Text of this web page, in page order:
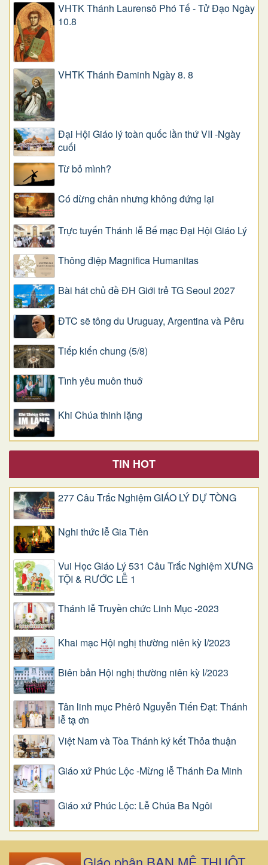
VHTK Thánh Laurensô Phó Tế - Tử Đạo Ngày
10.8
VHTK Thánh Đaminh Ngày 8. 8
Đại Hội Giáo lý toàn quốc lần thứ VII -Ngày
cuối
Từ bỏ mình?
Có dừng chân nhưng không đứng lại
Trực tuyến Thánh lễ Bế mạc Đại Hội Giáo Lý
Thông điệp Magnifica Humanitas
Bài hát chủ đề ĐH Giới trẻ TG Seoul 2027
ĐTC sẽ tông du Uruguay, Argentina và Pêru
Tiếp kiến chung (5/8)
Tình yêu muôn thuở
Khi Chúa thinh lặng
TIN HOT
277 Câu Trắc Nghiệm GIÁO LÝ DỰ TÒNG
Nghi thức lễ Gia Tiên
Vui Học Giáo Lý 531 Câu Trắc Nghiệm XƯNG
TỘI & RƯỚC LỄ 1
Thánh lễ Truyền chức Linh Mục -2023
Khai mạc Hội nghị thường niên kỳ I/2023
Biên bản Hội nghị thường niên kỳ I/2023
Tân linh mục Phêrô Nguyễn Tiến Đạt: Thánh
lễ tạ ơn
Việt Nam và Tòa Thánh ký kết Thỏa thuận
Giáo xứ Phúc Lộc -Mừng lễ Thánh Đa Minh
Giáo xứ Phúc Lộc: Lễ Chúa Ba Ngôi